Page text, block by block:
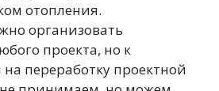
отопления.
организовать
проекта, но к
переработку проектной